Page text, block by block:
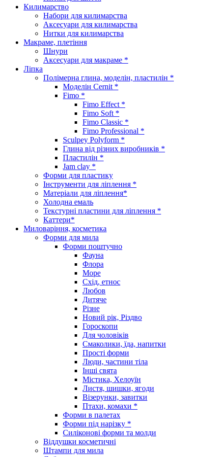
Килимарство
Набори для килимарства
Аксесуари для килимарства
Нитки для килимарства
Макраме, плетіння
Шнури
Аксесуари для макраме *
Ліпка
Полімерна глина, моделін, пластилін *
Моделін Cernit *
Fimo *
Fimo Effect *
Fimo Soft *
Fimo Classic *
Fimo Professional *
Sculpey Polyform *
Глина від різних виробників *
Пластилін *
Jam clay *
Форми для пластику
Інструменти для ліплення *
Матеріали для ліплення*
Холодна емаль
Текстурні пластини для ліплення *
Каттери*
Миловаріння, косметика
Форми для мила
Форми поштучно
Фауна
Флора
Море
Схід, етнос
Любов
Дитяче
Різне
Новий рік, Різдво
Гороскопи
Для чоловіків
Смаколики, їда, напитки
Прості форми
Люди, частини тіла
Інші свята
Містика, Хелоуїн
Листя, шишки, ягоди
Візерунки, завитки
Птахи, комахи *
Форми в палетах
Форми під нарізку *
Силіконові форми та молди
Віддушки косметичні
Штампи для мила